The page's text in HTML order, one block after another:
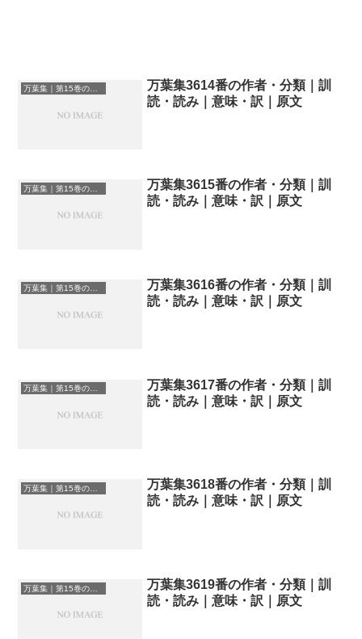
万葉集｜第15巻の和歌一覧
万葉集3614番の作者・分類｜訓
読・読み｜意味・訳｜原文
万葉集｜第15巻の和歌一覧
万葉集3615番の作者・分類｜訓
読・読み｜意味・訳｜原文
万葉集｜第15巻の和歌一覧
万葉集3616番の作者・分類｜訓
読・読み｜意味・訳｜原文
万葉集｜第15巻の和歌一覧
万葉集3617番の作者・分類｜訓
読・読み｜意味・訳｜原文
万葉集｜第15巻の和歌一覧
万葉集3618番の作者・分類｜訓
読・読み｜意味・訳｜原文
万葉集｜第15巻の和歌一覧
万葉集3619番の作者・分類｜訓
読・読み｜意味・訳｜原文